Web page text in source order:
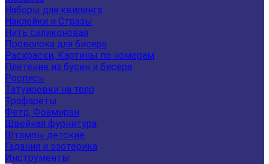
Наборы для квилинга
Наклейки и Стразы
Нить силиконовая
Проволока для бисера
Раскраски, Картины по номерам
Плетение из бусин и бисера
Роспись
Татуировки на тело
Трафареты
Фетр, Фоамиран
Швейная фурнитура
Штампы детские
Гадания и эзотерика
Инструменты